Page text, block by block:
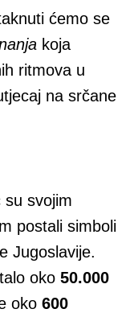
ćemo se
koja
ritmova u
na srčane
su svojim
postali simboli
Jugoslavije.
oko 50.000
oko 600